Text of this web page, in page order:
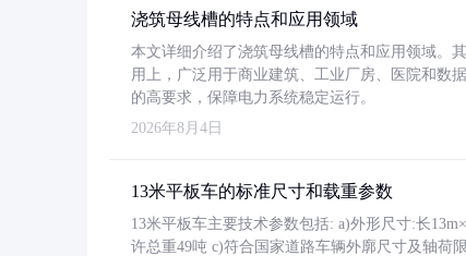
浇筑母线槽的特点和应用领域
本文详细介绍了浇筑母线槽的特点和应用领域。
用上，广泛用于商业建筑、工业厂房、医院和数
的高要求，保障电力系统稳定运行。
2026年8月4日
13米平板车的标准尺寸和载重参数
13米平板车主要技术参数包括: a)外形尺寸:长
许总重49吨 c)符合国家道路车辆外廓尺寸及轴荷